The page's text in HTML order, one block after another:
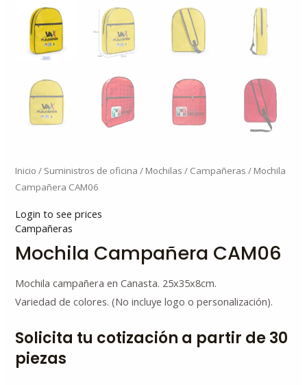
Inicio / Suministros de oficina / Mochilas / Campañeras / Mochila
Campañera CAM06
Login to see prices
Campañeras
Mochila Campañera CAM06
Mochila campañera en Canasta. 25x35x8cm.
Variedad de colores. (No incluye logo o personalización).
Solicita tu cotización a partir de 30
piezas